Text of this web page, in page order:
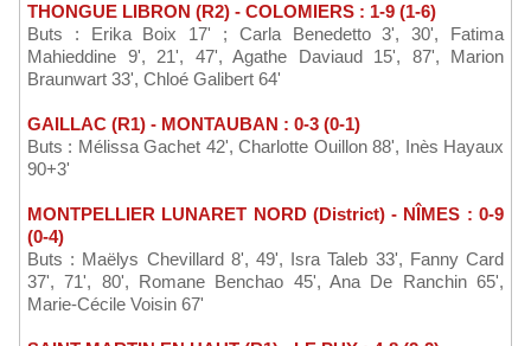
THONGUE LIBRON (R2) - COLOMIERS : 1-9 (1-6)
Buts : Erika Boix 17' ; Carla Benedetto 3', 30', Fatima
Mahieddine 9', 21', 47', Agathe Daviaud 15', 87', Marion
Braunwart 33', Chloé Galibert 64'
GAILLAC (R1) - MONTAUBAN : 0-3 (0-1)
Buts : Mélissa Gachet 42', Charlotte Ouillon 88', Inès Hayaux
90+3'
MONTPELLIER LUNARET NORD (District) - NÎMES : 0-9
(0-4)
Buts : Maëlys Chevillard 8', 49', Isra Taleb 33', Fanny Card
37', 71', 80', Romane Benchao 45', Ana De Ranchin 65',
Marie-Cécile Voisin 67'